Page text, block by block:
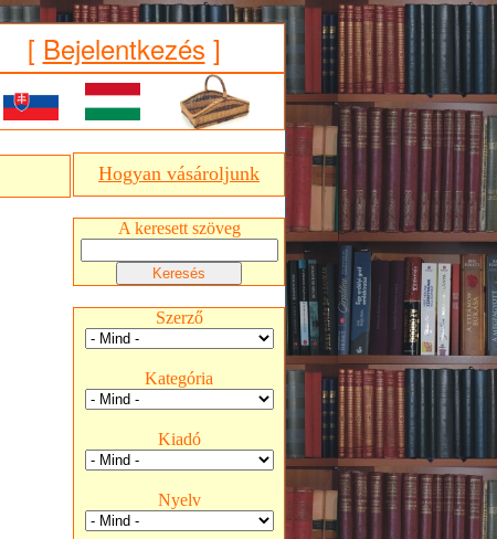
[ Bejelentkezés ]
Hogyan vásároljunk
A keresett szöveg
Szerző
Kategória
Kiadó
Nyelv